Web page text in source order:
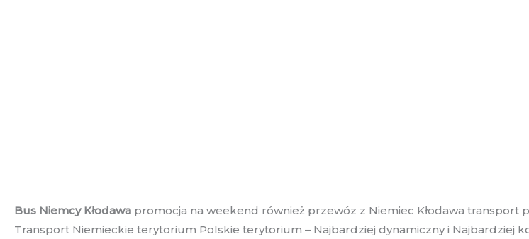
Bus Niemcy Kłodawa promocja na weekend również przewóz z Niemiec Kłodawa transport
Transport Niemieckie terytorium Polskie terytorium – Najbardziej dynamiczny i Najbardziej